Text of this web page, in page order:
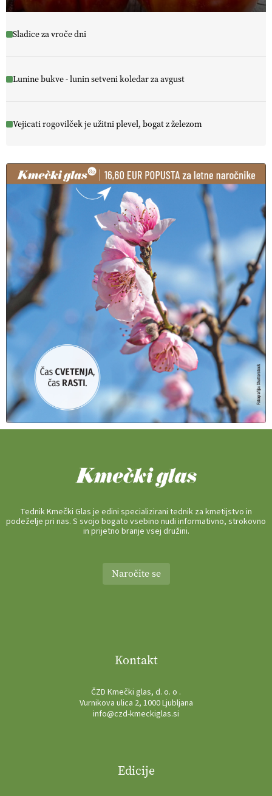
Sladice za vroče dni
Lunine bukve - lunin setveni koledar za avgust
Vejicati rogovilček je užitni plevel, bogat z železom
Tednik Kmečki Glas je edini specializirani tednik za kmetijstvo in
podeželje pri nas. S svojo bogato vsebino nudi informativno, strokovno
in prijetno branje vsej družini.
Naročite se
Kontakt
ČZD Kmečki glas, d. o. o .
Vurnikova ulica 2, 1000 Ljubljana
info@czd-kmeckiglas.si
Edicije